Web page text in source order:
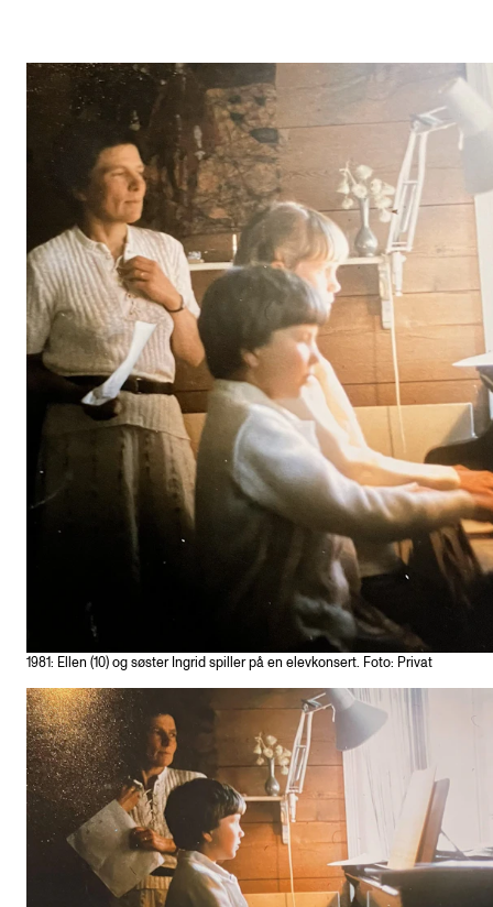
1981: Ellen (10) og søster Ingrid spiller på en elevkonsert. Foto: Privat